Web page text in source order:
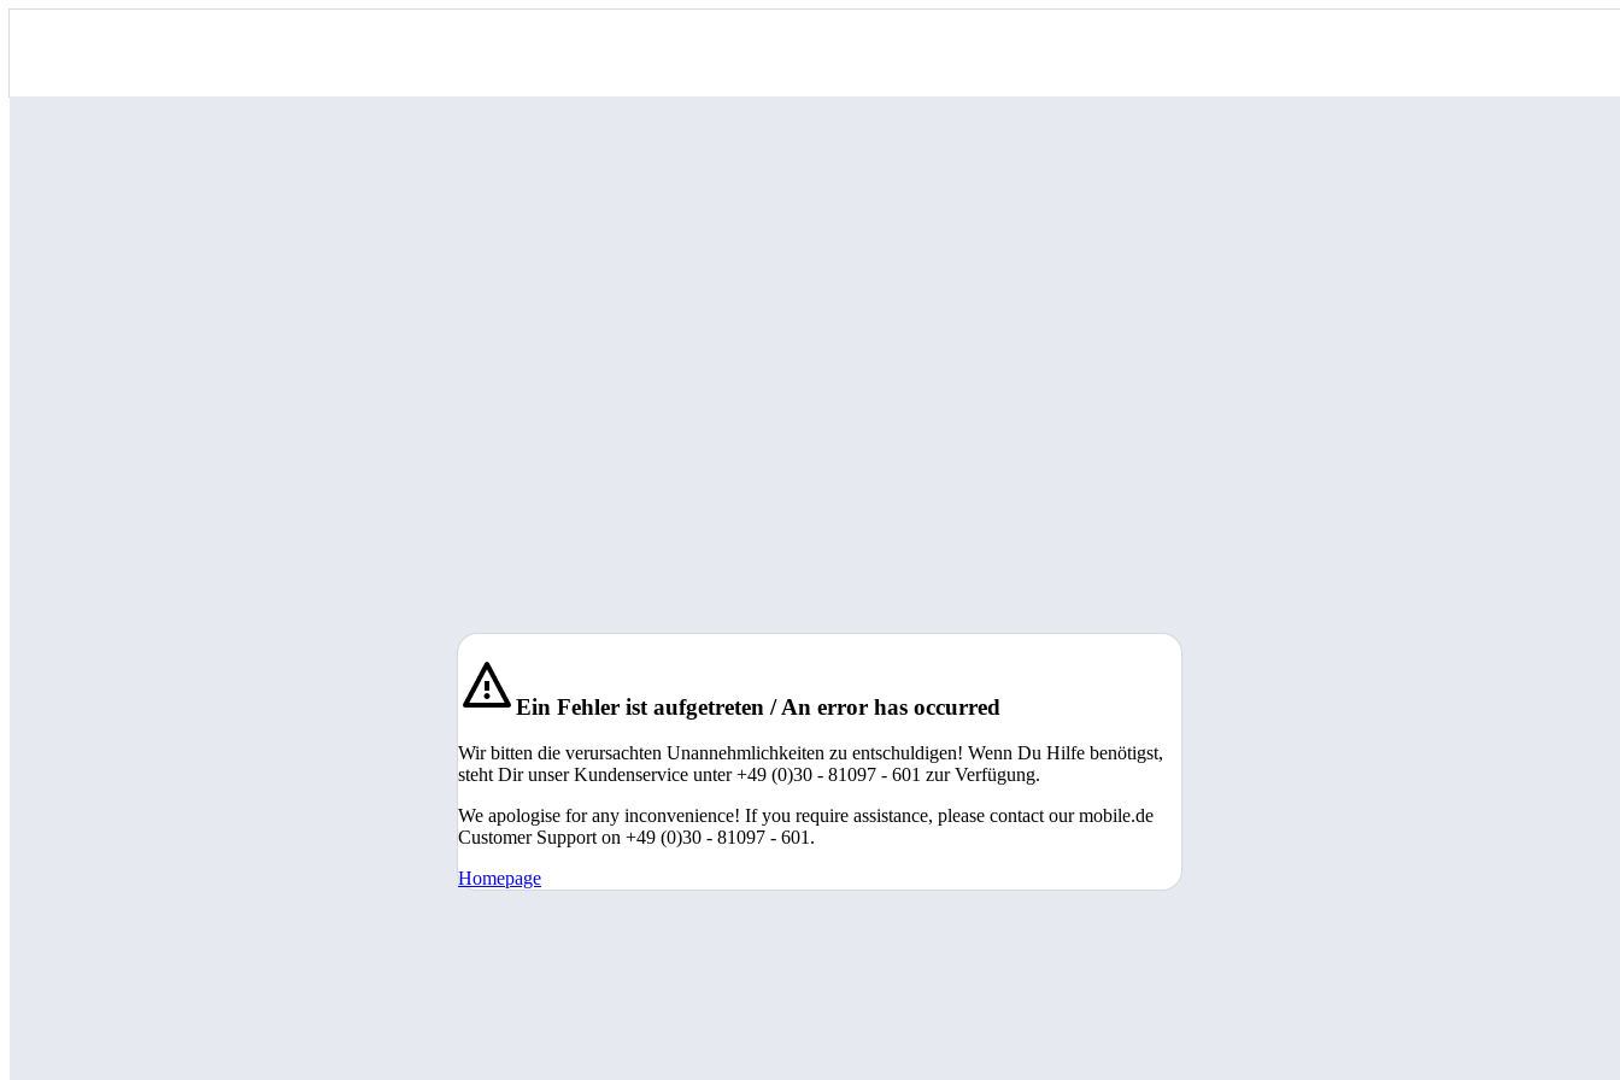
Ein Fehler ist aufgetreten / An error has occurred
Wir bitten die verursachten Unannehmlichkeiten zu entschuldigen! Wenn Du Hilfe benötigst,
steht Dir unser Kundenservice unter +49 (0)30 - 81097 - 601 zur Verfügung.
We apologise for any inconvenience! If you require assistance, please contact our mobile.de
Customer Support on +49 (0)30 - 81097 - 601.
Homepage